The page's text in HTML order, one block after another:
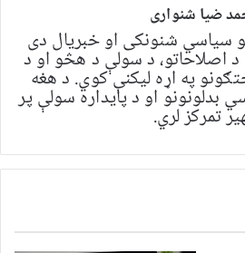
ضیا شنواری
سياسي شنونکی او خبریال دی
د سولې د هڅو او د
په اړه لیکنې کوي. د هغه
بدلونونو او د پایداره سولې پر
تمرکز لري.